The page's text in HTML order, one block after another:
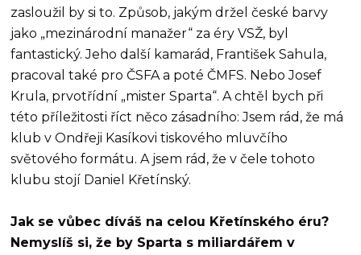
zasloužil by si to. Způsob, jakým držel české barvy
jako „mezinárodní manažer“ za éry VSŽ, byl
fantastický. Jeho další kamarád, František Sahula,
pracoval také pro ČSFA a poté ČMFS. Nebo Josef
Krula, prvotřídní „mister Sparta“. A chtěl bych při
této příležitosti říct něco zásadního: Jsem rád, že má
klub v Ondřeji Kasíkovi tiskového mluvčího
světového formátu. A jsem rád, že v čele tohoto
klubu stojí Daniel Křetínský.
Jak se vůbec díváš na celou Křetínského éru?
Nemyslíš si, že by Sparta s miliardářem v